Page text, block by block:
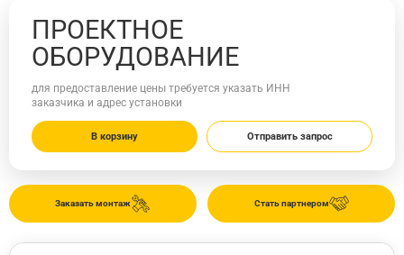
Стать партнером
Заказать монтаж
ПРОЕКТНОЕ
ОБОРУДОВАНИЕ
для предоставление цены требуется указать ИНН
заказчика и адрес установки
В корзину Отправить запрос